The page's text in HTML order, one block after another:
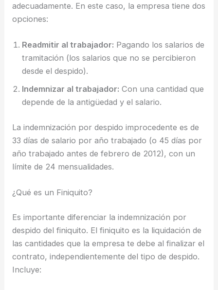
adecuadamente. En este caso, la empresa tiene dos
opciones:
Readmitir al trabajador: Pagando los salarios de
tramitación (los salarios que no se percibieron
desde el despido).
Indemnizar al trabajador: Con una cantidad que
depende de la antigüedad y el salario.
La indemnización por despido improcedente es de
33 días de salario por año trabajado (o 45 días por
año trabajado antes de febrero de 2012), con un
límite de 24 mensualidades.
¿Qué es un Finiquito?
Es importante diferenciar la indemnización por
despido del finiquito. El finiquito es la liquidación de
las cantidades que la empresa te debe al finalizar el
contrato, independientemente del tipo de despido.
Incluye: